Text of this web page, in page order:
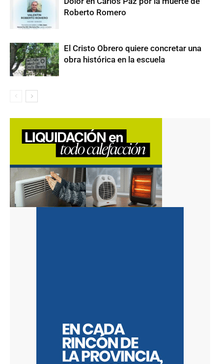
Roberto Romero
El Cristo Obrero quiere concretar una
obra histórica en la escuela